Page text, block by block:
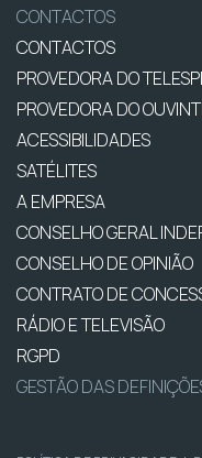
CONTACTOS
CONTACTOS
PROVEDORA DO
PROVEDORA DO
ACESSIBILIDADES
SATÉLITES
A EMPRESA
CONSELHO GERAL
CONSELHO DE OPINIÃO
CONTRATO DE
RÁDIO E TELEVISÃO
RGPD
GESTÃO DAS